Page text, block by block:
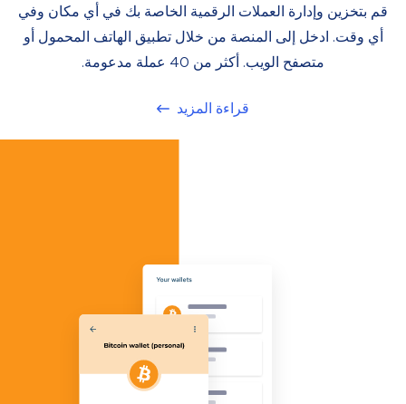
قم بتخزين وإدارة العملات الرقمية الخاصة بك في أي مكان وفي
أي وقت. ادخل إلى المنصة من خلال تطبيق الهاتف المحمول أو
متصفح الويب. أكثر من 40 عملة مدعومة.
قراءة المزيد